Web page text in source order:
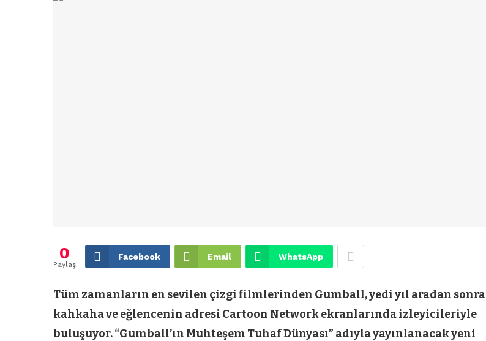
0
Paylaş
Facebook Email WhatsApp
Tüm zamanların en sevilen çizgi filmlerinden Gumball, yedi yıl aradan sonra
kahkaha ve eğlencenin adresi Cartoon Network ekranlarında izleyicileriyle
buluşuyor. “Gumball’ın Muhteşem Tuhaf Dünyası” adıyla yayınlanacak yeni